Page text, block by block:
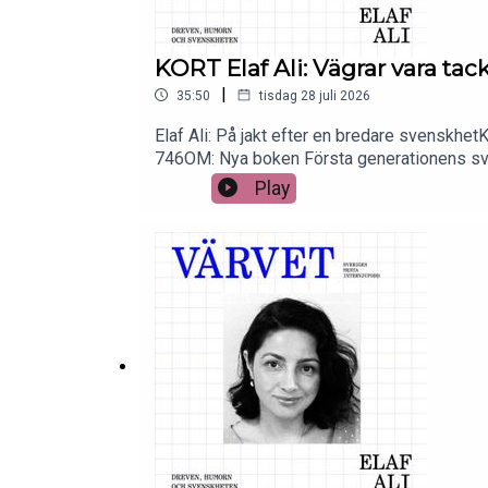
KORT Elaf Ali: Vägrar vara
35:50 | tisdag 28 juli 2026
Elaf Ali: På jakt efter en bredare
746OM: Nya boken Första generationens
syns. Språktester. Svenska valåret. IFS.
Pappan som lät sig ifrågasättas. Att
varvet@triumf.se och Instagram.P.s Nu
Play